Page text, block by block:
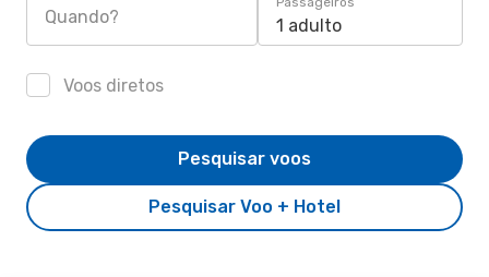
Quando? 1 adulto
Voos diretos
Pesquisar Voo + Hotel
Pesquisar voos